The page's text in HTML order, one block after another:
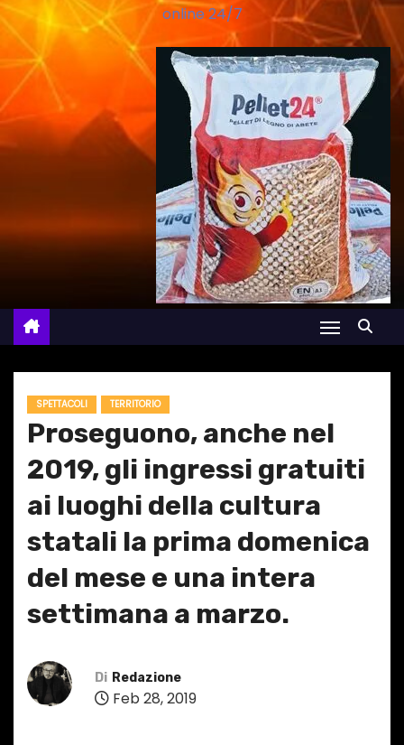
online 24/7
SPETTACOLI TERRITORIO
Proseguono, anche nel
2019, gli ingressi gratuiti
ai luoghi della cultura
statali la prima domenica
del mese e una intera
settimana a marzo.
Di Redazione
Feb 28, 2019